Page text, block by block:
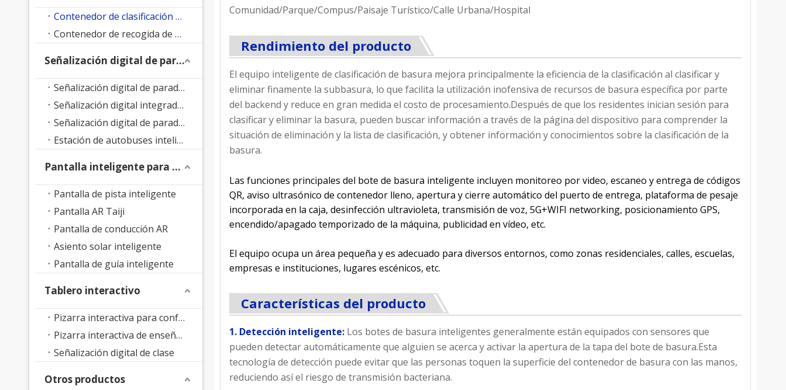
Contenedor de clasificación de residuos inteligente
Contenedor de recogida de residuos inteligente
Señalización digital de parada de autobús
Señalización digital de parada de autobús con soporte de suelo
Señalización digital integrada en parada de autobús
Señalización digital de parada de autobús LED
Estación de autobuses inteligente
Pantalla inteligente para parque
Pantalla de pista inteligente
Pantalla AR Taiji
Pantalla de conducción AR
Asiento solar inteligente
Pantalla de guía inteligente
Tablero interactivo
Pizarra interactiva para conferencias
Pizarra interactiva de enseñanza
Señalización digital de clase
Otros productos
Comunidad/Parque/Compus/Paisaje Turístico/Calle Urbana/Hospital
Rendimiento del producto
El equipo inteligente de clasificación de basura mejora principalmente la eficiencia de la clasificación al clasificar y
eliminar finamente la subbasura, lo que facilita la utilización inofensiva de recursos de basura específica por parte
del backend y reduce en gran medida el costo de procesamiento.Después de que los residentes inician sesión para
clasificar y eliminar la basura, pueden buscar información a través de la página del dispositivo para comprender la
situación de eliminación y la lista de clasificación, y obtener información y conocimientos sobre la clasificación de la
basura.
Las funciones principales del bote de basura inteligente incluyen monitoreo por video, escaneo y entrega de códigos
QR, aviso ultrasónico de contenedor lleno, apertura y cierre automático del puerto de entrega, plataforma de pesaje
incorporada en la caja, desinfección ultravioleta, transmisión de voz, 5G+WIFI networking, posicionamiento GPS,
encendido/apagado temporizado de la máquina, publicidad en vídeo, etc.
El equipo ocupa un área pequeña y es adecuado para diversos entornos, como zonas residenciales, calles, escuelas,
empresas e instituciones, lugares escénicos, etc.
Características del producto
1. Detección inteligente: Los botes de basura inteligentes generalmente están equipados con sensores que
pueden detectar automáticamente que alguien se acerca y activar la apertura de la tapa del bote de basura.Esta
tecnología de detección puede evitar que las personas toquen la superficie del contenedor de basura con las manos,
reduciendo así el riesgo de transmisión bacteriana.